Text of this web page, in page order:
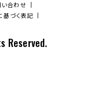
い合わせ
基づく表記
Reserved.